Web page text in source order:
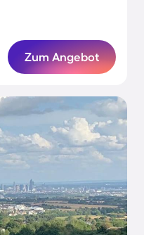
Zum Angebot